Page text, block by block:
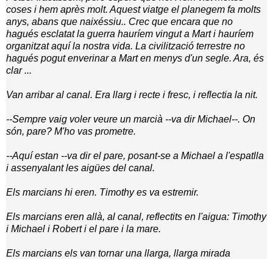
coses i hem après molt. Aquest viatge el planegem fa molts
anys, abans que naixéssiu.. Crec que encara que no
hagués esclatat la guerra hauríem vingut a Mart i hauríem
organitzat aquí la nostra vida. La civilització terrestre no
hagués pogut enverinar a Mart en menys d'un segle. Ara, és
clar ...
Van arribar al canal. Era llarg i recte i fresc, i reflectia la nit.
--Sempre vaig voler veure un marcià --va dir Michael--. On
són, pare? M'ho vas prometre.
--Aquí estan --va dir el pare, posant-se a Michael a l'espatlla
i assenyalant les aigües del canal.
Els marcians hi eren. Timothy es va estremir.
Els marcians eren allà, al canal, reflectits en l'aigua: Timothy
i Michael i Robert i el pare i la mare.
Els marcians els van tornar una llarga, llarga mirada